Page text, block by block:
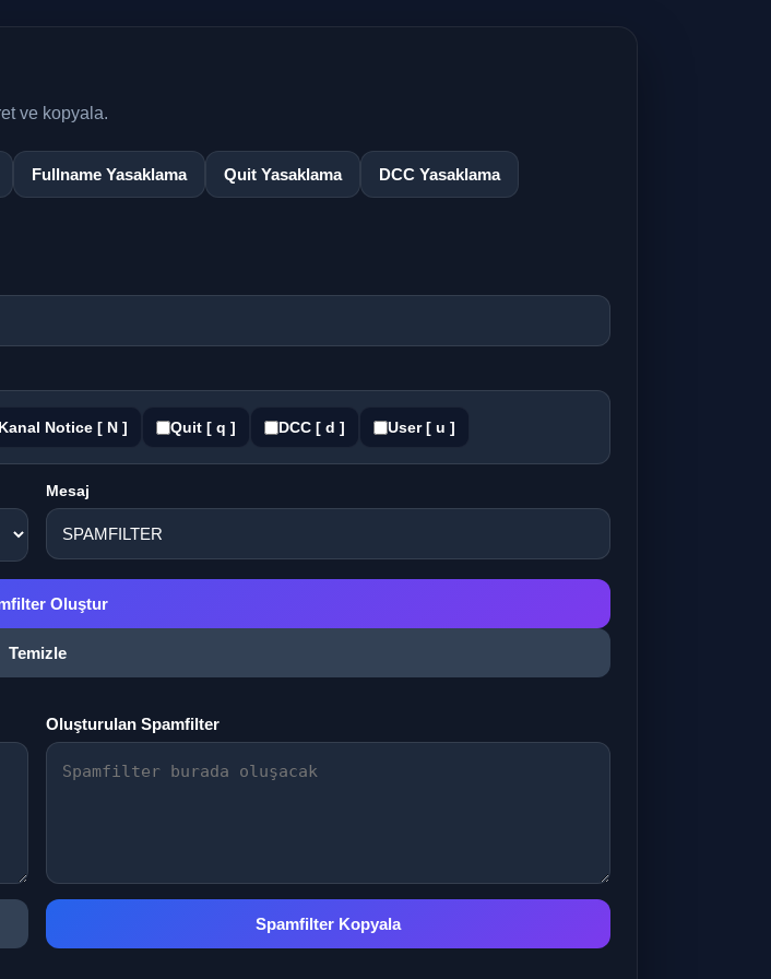
ve kopyala.
Fullname Yasaklama Quit Yasaklama DCC Yasaklama
Kanal Notice [ N ] Quit [ q ] DCC [ d ] User [ u ]
Mesaj
Oluştur
Temizle
Oluşturulan Spamfilter
Spamfilter Kopyala